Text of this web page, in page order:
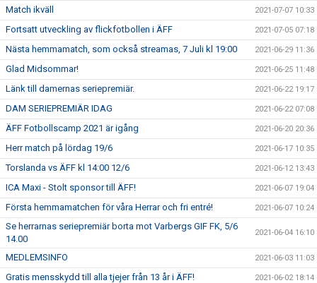
Match ikväll 2021-07-07 10:33
Fortsatt utveckling av flickfotbollen i ÄFF 2021-07-05 07:18
Nästa hemmamatch, som också streamas, 7 Juli kl 19:00 2021-06-29 11:36
Glad Midsommar! 2021-06-25 11:48
Länk till damernas seriepremiär. 2021-06-22 19:17
DAM SERIEPREMIÄR IDAG 2021-06-22 07:08
ÄFF Fotbollscamp 2021 är igång 2021-06-20 20:36
Herr match på lördag 19/6 2021-06-17 10:35
Torslanda vs ÄFF kl 14:00 12/6 2021-06-12 13:43
ICA Maxi - Stolt sponsor till ÄFF! 2021-06-07 19:04
Första hemmamatchen för våra Herrar och fri entré! 2021-06-07 10:24
Se herrarnas seriepremiär borta mot Varbergs GIF FK, 5/6
14.00
2021-06-04 16:10
MEDLEMSINFO 2021-06-03 11:03
Gratis mensskydd till alla tjejer från 13 år i ÄFF! 2021-06-02 18:14